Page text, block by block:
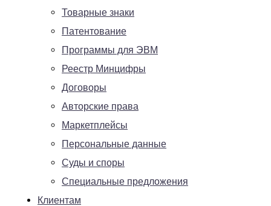
Товарные знаки
Патентование
Программы для ЭВМ
Реестр Минцифры
Договоры
Авторские права
Маркетплейсы
Персональные данные
Суды и споры
Специальные предложения
Клиентам